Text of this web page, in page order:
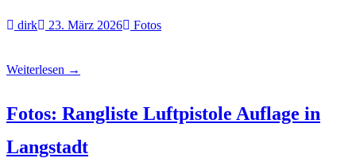
dirk 23. März 2026 Fotos
Weiterlesen →
Fotos: Rangliste Luftpistole Auflage in
Langstadt